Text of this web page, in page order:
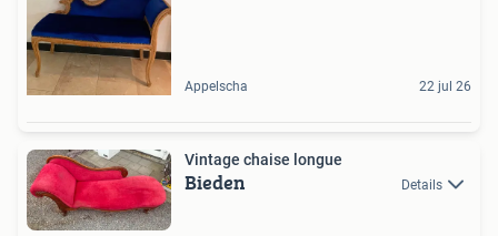
Appelscha 22 jul 26
Vintage chaise longue
Bieden Details